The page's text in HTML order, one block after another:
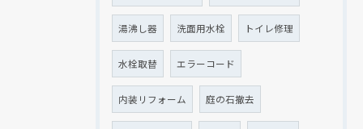
湯沸し器 洗面用水栓 トイレ修理
水栓取替 エラーコード
内装リフォーム 庭の石撤去